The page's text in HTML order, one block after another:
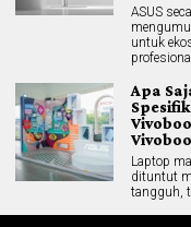
All rights
HOME
GADGET
REVIEW
GAME
HYBRID LIFESTYLE
HOME APPLIANCES
ASUS
untuk
profesional
Apa
Laptop
dituntut
tangguh,